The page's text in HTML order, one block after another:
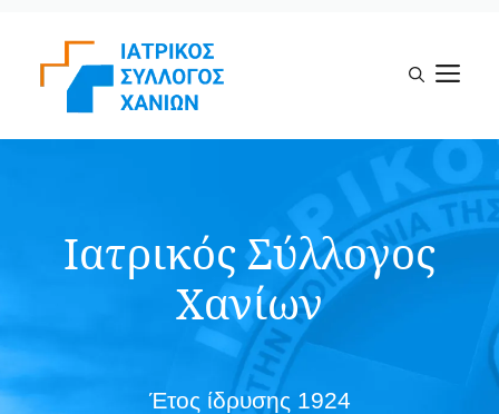
περιεχόμενο
Ιατρικός Σύλλογος
Χανίων
Έτος ίδρυσης 1924